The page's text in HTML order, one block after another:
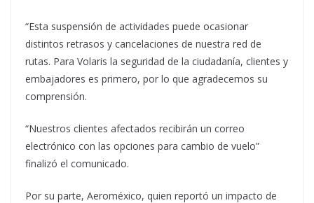
“Esta suspensión de actividades puede ocasionar
distintos retrasos y cancelaciones de nuestra red de
rutas. Para Volaris la seguridad de la ciudadanía, clientes y
embajadores es primero, por lo que agradecemos su
comprensión.
“Nuestros clientes afectados recibirán un correo
electrónico con las opciones para cambio de vuelo”
finalizó el comunicado.
Por su parte, Aeroméxico, quien reportó un impacto de